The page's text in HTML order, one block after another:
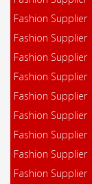
Fashion Supplier
Fashion Supplier
Fashion Supplier
Fashion Supplier
Fashion Supplier
Fashion Supplier
Fashion Supplier
Fashion Supplier
Fashion Supplier